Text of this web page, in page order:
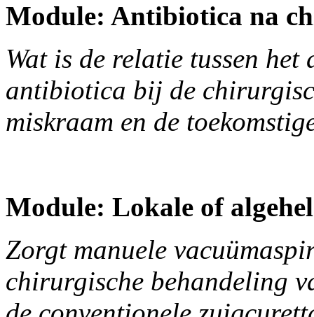
Module: Antibiotica na
Wat is de relatie tussen
antibiotica bij de
miskraam en de
Module: Lokale of
Zorgt manuele
chirurgische behandeling